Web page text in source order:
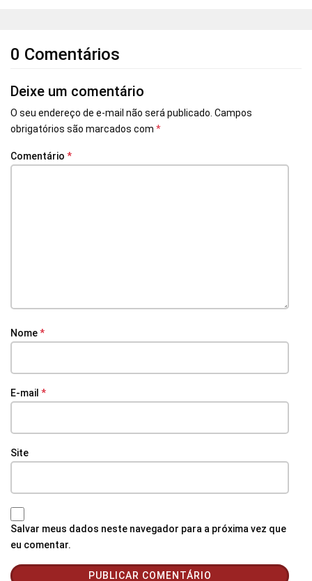
0 Comentários
Deixe um comentário
O seu endereço de e-mail não será publicado. Campos
obrigatórios são marcados com *
Comentário *
Nome*
E-mail *
Site
Salvar meus dados neste navegador para a próxima vez que
eu comentar.